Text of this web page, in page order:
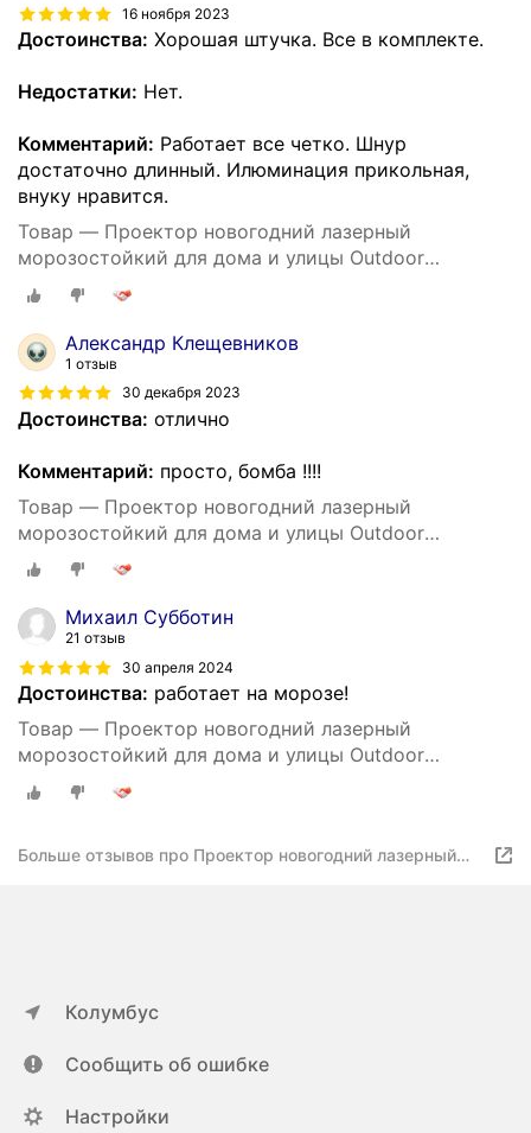
16 ноября 2023
Достоинства: Хорошая штучка. Все в комплекте.
Недостатки: Нет.
Комментарий: Работает все четко. Шнур
достаточно длинный. Илюминация прикольная,
внуку нравится.
Товар — Проектор новогодний лазерный
морозостойкий для дома и улицы Outdoor
двухцветный узор с таймером и пультом ду RG X-
30P-D
Александр Клещевников
1 отзыв
30 декабря 2023
Достоинства: отлично
Комментарий: просто, бомба !!!!
Товар — Проектор новогодний лазерный
морозостойкий для дома и улицы Outdoor
двухцветный узор с таймером и пультом ду RG X-
30P-D
Михаил Субботин
21 отзыв
30 апреля 2024
Достоинства: работает на морозе!
Товар — Проектор новогодний лазерный
морозостойкий для дома и улицы Outdoor
двухцветный узор с таймером и пультом ду RG X-
30P-D
Больше отзывов про Проектор новогодний лазерный
Колумбус
Сообщить об ошибке
Настройки